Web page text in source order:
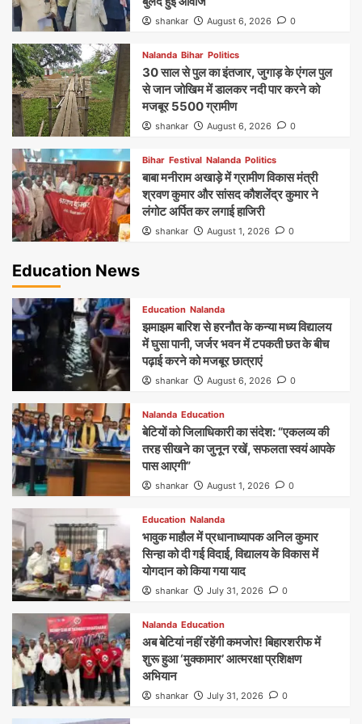
shankar August 6, 2026 0
Nalanda Bihar Politics
30 साल से पुल का इंतजार, जुगाड़ के एंगल पुल
से जान जोखिम में डालकर नदी पार करने को
मजबूर 5500 ग्रामीण
shankar August 6, 2026 0
Bihar Festival Nalanda Politics
बाबा मनीराम अखाड़े में ग्रामीण विकास मंत्री
श्रवण कुमार और सांसद कौशलेंद्र कुमार ने
लंगोट अर्पित कर लगाई हाजिरी
shankar August 1, 2026 0
Education News
Education Nalanda
झमाझम बारिश से हरनौत के कन्या मध्य विद्यालय
में घुसा पानी, जर्जर भवन में टपकती छत के बीच
पढ़ाई करने को मजबूर छात्राएं
shankar August 6, 2026 0
Nalanda Education
बेटियों को जिलाधिकारी का संदेश: “एकलव्य की
तरह सीखने का जुनून रखें, सफलता स्वयं आपके
पास आएगी”
shankar August 1, 2026 0
Education Nalanda
भावुक माहौल में प्रधानाध्यापक अनिल कुमार
सिन्हा को दी गई विदाई, विद्यालय के विकास में
योगदान को किया गया याद
shankar July 31, 2026 0
Nalanda Education
अब बेटियां नहीं रहेंगी कमजोर! बिहारशरीफ में
शुरू हुआ ‘मुक्कामार’ आत्मरक्षा प्रशिक्षण
अभियान
shankar July 31, 2026 0